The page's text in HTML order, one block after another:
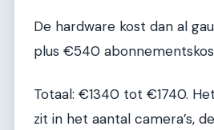
De hardware kost dan al
plus €540
Totaal: €1340 tot €1740.
zit in het aantal camera’s,